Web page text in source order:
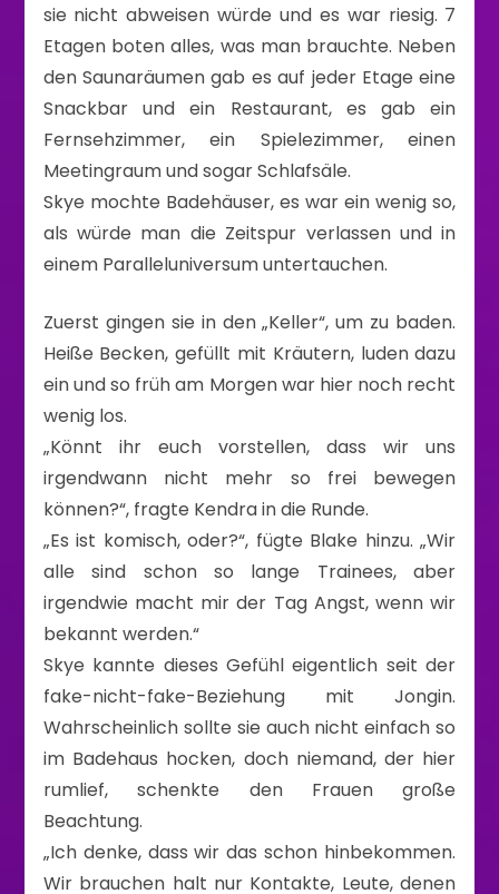
sie nicht abweisen würde und es war riesig. 7
Etagen boten alles, was man brauchte. Neben
den Saunaräumen gab es auf jeder Etage eine
Snackbar und ein Restaurant, es gab ein
Fernsehzimmer, ein Spielezimmer, einen
Meetingraum und sogar Schlafsäle.
Skye mochte Badehäuser, es war ein wenig so,
als würde man die Zeitspur verlassen und in
einem Paralleluniversum untertauchen.
Zuerst gingen sie in den „Keller“, um zu baden.
Heiße Becken, gefüllt mit Kräutern, luden dazu
ein und so früh am Morgen war hier noch recht
wenig los.
„Könnt ihr euch vorstellen, dass wir uns
irgendwann nicht mehr so frei bewegen
können?“, fragte Kendra in die Runde.
„Es ist komisch, oder?“, fügte Blake hinzu. „Wir
alle sind schon so lange Trainees, aber
irgendwie macht mir der Tag Angst, wenn wir
bekannt werden.“
Skye kannte dieses Gefühl eigentlich seit der
fake-nicht-fake-Beziehung mit Jongin.
Wahrscheinlich sollte sie auch nicht einfach so
im Badehaus hocken, doch niemand, der hier
rumlief, schenkte den Frauen große
Beachtung.
„Ich denke, dass wir das schon hinbekommen.
Wir brauchen halt nur Kontakte, Leute, denen